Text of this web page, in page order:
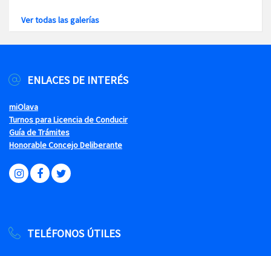
Ver todas las galerías
ENLACES DE INTERÉS
miOlava
Turnos para Licencia de Conducir
Guía de Trámites
Honorable Concejo Deliberante
TELÉFONOS ÚTILES